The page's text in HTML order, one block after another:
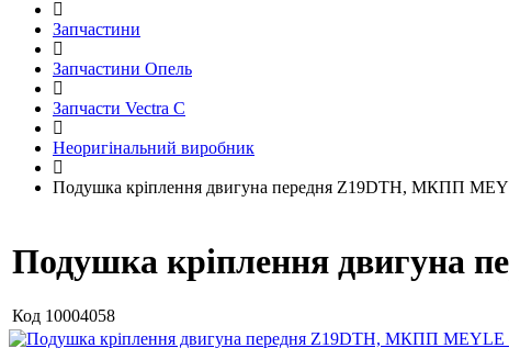
Запчастини
Запчастини Опель
Запчасти Vectra C
Неоригінальний виробник
Подушка кріплення двигуна передня Z19DTH, МКПП
Подушка кріплення двигуна
Код 10004058